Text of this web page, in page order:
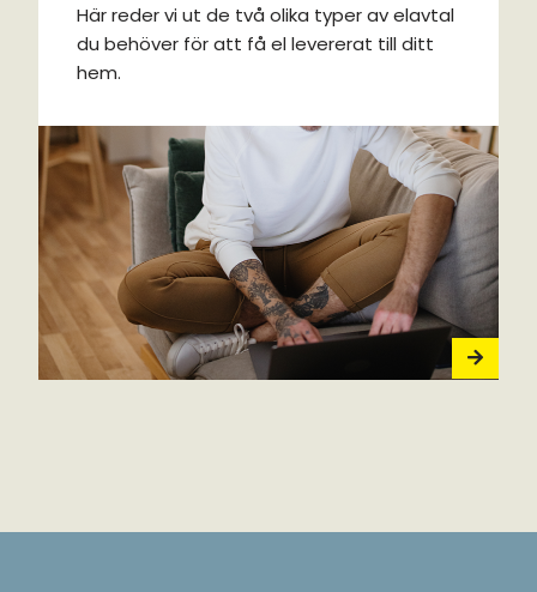
Här reder vi ut de två olika typer av elavtal
du behöver för att få el levererat till ditt
hem.